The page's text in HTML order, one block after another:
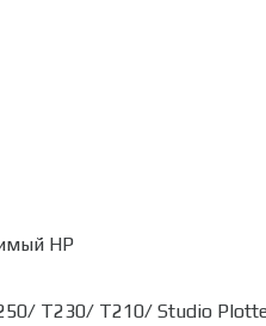
HP
T230/ T210/ Studio